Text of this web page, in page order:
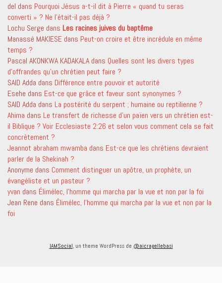
del dans Pourquoi Jésus a-t-il dit à Pierre « quand tu seras
converti » ? Ne l’était-il pas déjà ?
Lochu Serge dans Les racines juives du baptême
Manassé MAKIESE dans Peut-on croire et être incrédule en même
temps ?
Pascal AKONKWA KADAKALA dans Quelles sont les divers types
d’offrandes qu’un chrétien peut faire ?
SAID Adda dans Différence entre pouvoir et autorité
Esehe dans Est-ce que grâce et faveur sont synonymes ?
SAID Adda dans La postérité du serpent ; humaine ou reptilienne ?
Ahima dans Le transfert de richesse d’un païen vers un chrétien est-
il Biblique ? Voir Ecclesiaste 2:26 et selon vous comment cela se fait
concrètement ?
Jeannot abraham mwamba dans Est-ce que les chrétiens devraient
parler de la Shekinah ?
Anonyme dans Comment distinguer un apôtre, un prophète, un
évangéliste et un pasteur ?
yvan dans Élimélec, l’homme qui marcha par la vue et non par la foi
Jean Rene dans Élimélec, l’homme qui marcha par la vue et non par la
foi
IAMSocial , un theme WordPress de @aicragellebasi